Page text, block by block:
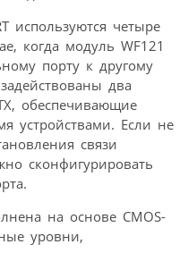
используются четыре
когда модуль WF121
порту к другому
два
обеспечивающие
устройствами. Если не
связи
сконфигурировать
на основе CMOS-
уровни,